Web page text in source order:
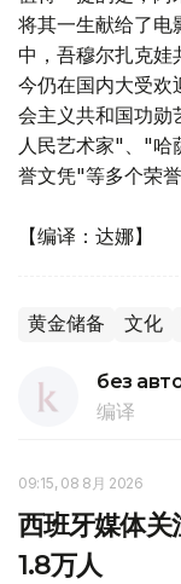
将其一生献给了电
中，吾穆尔扎克娃
今仍在国内大受欢
会主义共和国功
人民艺术家"、"哈
誉文凭"等多个荣誉
【编译：达娜】
黄金储备 文化
без
编译
09:15, 08 8月 2026
西班牙媒体关
1.8万人